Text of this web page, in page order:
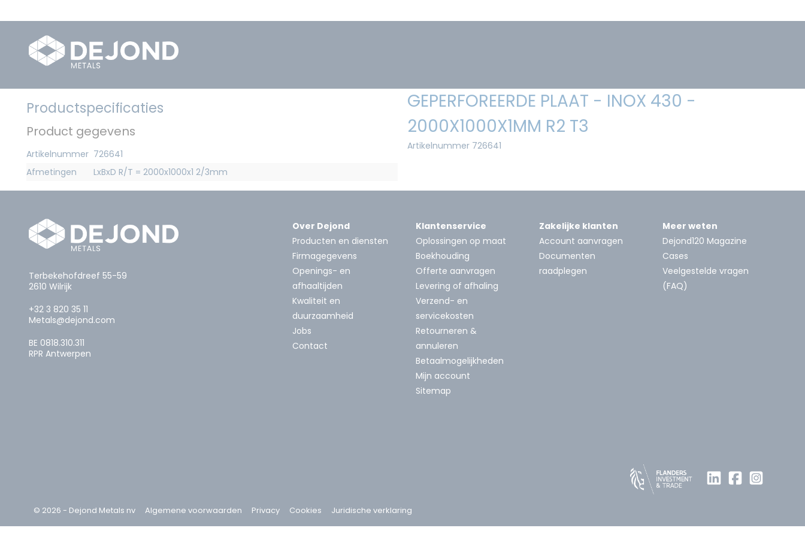
Productspecificaties
Product gegevens
Artikelnummer 726641
Afmetingen
LxBxD R/T = 2000x1000x1 2/3mm
GEPERFOREERDE PLAAT - INOX 430 -
2000X1000X1MM R2 T3
Artikelnummer 726641
Terbekehofdreef 55-59
2610 Wilrijk
+32 3 820 35 11
Metals@dejond.com
BE 0818.310.311
RPR Antwerpen
Over Dejond
Producten en diensten
Firmagegevens
Openings- en
afhaaltijden
Kwaliteit en
duurzaamheid
Jobs
Contact
Klantenservice
Oplossingen op maat
Boekhouding
Offerte aanvragen
Levering of afhaling
Verzend- en
servicekosten
Retourneren &
annuleren
Betaalmogelijkheden
Mijn account
Sitemap
Zakelijke klanten
Account aanvragen
Documenten
raadplegen
Meer weten
Dejond120 Magazine
Cases
Veelgestelde vragen
(FAQ)
© 2026 - Dejond Metals nv Algemene voorwaarden Privacy Cookies Juridische verklaring